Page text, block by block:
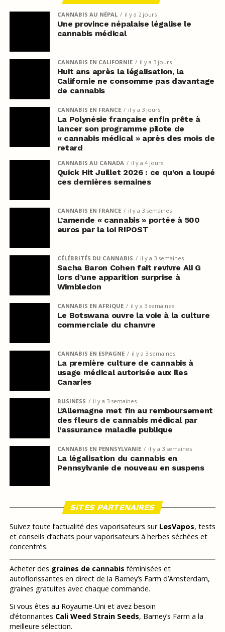
CANNABIS AU NÉPAL il y a 2 jours
Une province népalaise légalise le
cannabis médical
CANNABIS EN CALIFORNIE il y a 3 jours
Huit ans après la légalisation, la
Californie ne consomme pas davantage
de cannabis
CANNABIS EN FRANCE il y a 3 jours
La Polynésie française enfin prête à
lancer son programme pilote de
« cannabis médical » après des mois de
retard
CANNABIS AU CANADA il y a 4 jours
Quick Hit Juillet 2026 : ce qu’on a loupé
ces dernières semaines
CANNABIS EN FRANCE il y a 3 semaines
L’amende « cannabis » portée à 500
euros par la loi RIPOST
CÉLÉBRITÉS DU CANNABIS il y a 3 semaines
Sacha Baron Cohen fait revivre Ali G
lors d’une apparition surprise à
Wimbledon
CANNABIS EN AFRIQUE il y a 3 semaines
Le Botswana ouvre la voie à la culture
commerciale du chanvre
CANNABIS EN ESPAGNE il y a 3 semaines
La première culture de cannabis à
usage médical autorisée aux îles
Canaries
BUSINESS il y a 3 semaines
L’Allemagne met fin au remboursement
des fleurs de cannabis médical par
l’assurance maladie publique
CANNABIS EN PENNSYLVANIE il y a 3 semaines
La légalisation du cannabis en
Pennsylvanie de nouveau en suspens
SITES PARTENAIRES
Suivez toute l’actualité des vaporisateurs sur LesVapos, tests
et conseils d’achats pour vaporisateurs à herbes séchées et
concentrés.
Acheter des graines de cannabis féminisées et
autoflorissantes en direct de la Barney’s Farm d’Amsterdam,
graines gratuites avec chaque commande.
Si vous êtes au Royaume-Uni et avez besoin
d’étonnantes Cali Weed Strain Seeds, Barney’s Farm a la
meilleure sélection.